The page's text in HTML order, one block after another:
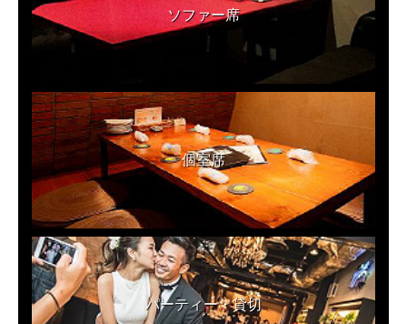
ソファー席
個室席
パーティー・貸切